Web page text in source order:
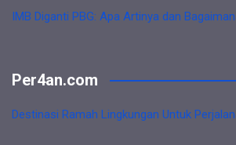
IMB Diganti PBG: Apa Artinya dan
Per4an.com
Destinasi Ramah Lingkungan Untuk